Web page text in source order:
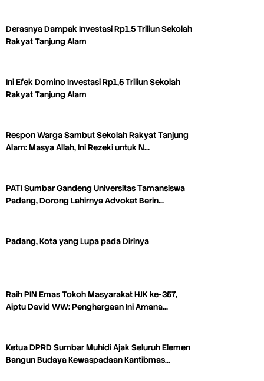
Derasnya Dampak Investasi Rp1,5 Triliun Sekolah
Rakyat Tanjung Alam
Ini Efek Domino Investasi Rp1,5 Triliun Sekolah
Rakyat Tanjung Alam
Respon Warga Sambut Sekolah Rakyat Tanjung
Alam: Masya Allah, Ini Rezeki untuk N…
PATI Sumbar Gandeng Universitas Tamansiswa
Padang, Dorong Lahirnya Advokat Berin…
Padang, Kota yang Lupa pada Dirinya
Raih PIN Emas Tokoh Masyarakat HJK ke-357,
Aiptu David WW: Penghargaan Ini Amana…
Ketua DPRD Sumbar Muhidi Ajak Seluruh Elemen
Bangun Budaya Kewaspadaan Kantibmas…